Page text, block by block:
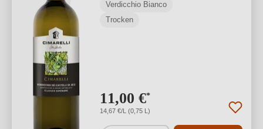
Verdicchio Bianco
Trocken
11,00 €*
14,67 €/L (0,75 L)